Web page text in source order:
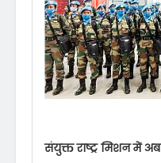
संयुक्त राष्ट्र मिशन में